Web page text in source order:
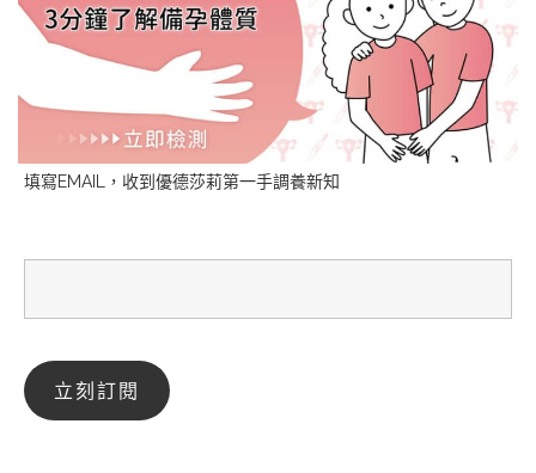
填寫EMAIL，收到優德莎莉第一手調養新知